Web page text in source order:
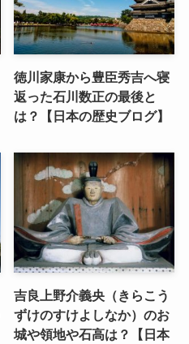
徳川家康から豊臣秀吉へ寝
返った石川数正の最後と
は？【日本の歴史ブログ】
吉良上野介義央（きらこう
ずけのすけよしなか）のお
城や領地や石高は？【日本